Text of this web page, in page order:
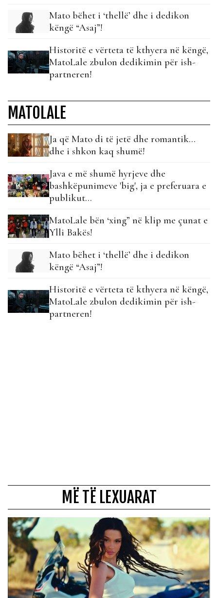
Mato bëhet i ‘thellë’ dhe i dedikon
këngë “Asaj”!
Historitë e vërteta të kthyera në këngë,
MatoLale zbulon dedikimin për ish-
partneren!
MATOLALE
Ja që Mato di të jetë dhe romantik…
dhe i shkon kaq shumë!
Java e më shumë hyrjeve dhe
bashkëpunimeve 'big', ja e preferuara e
publikut...
MatoLale bën ‘xing” në klip me çunat e
Ylli Bakës!
Mato bëhet i ‘thellë’ dhe i dedikon
këngë “Asaj”!
Historitë e vërteta të kthyera në këngë,
MatoLale zbulon dedikimin për ish-
partneren!
MË TË LEXUARAT